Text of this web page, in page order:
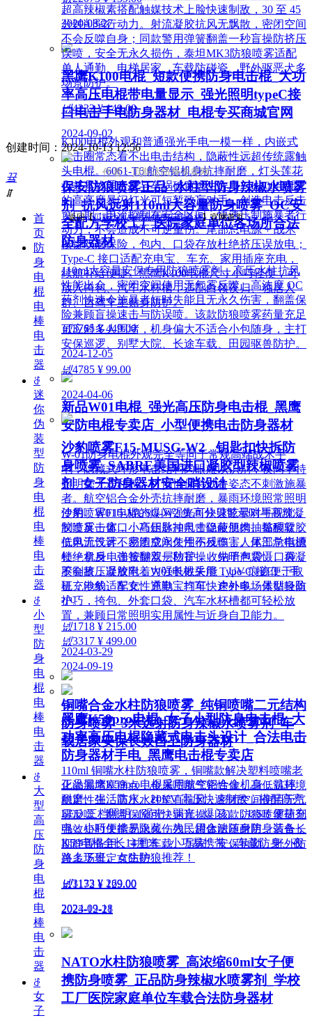
2020-08-27
黑鹰K100电棍_短款便携防身电击棍_大功
率高压电棍带电量显示_强光照明typeC接
口电击手电防身器材_电棍专买商城官网
K100电棍外观和普通强光手电一模一样，内嵌式
电击圈常态看不出电击结构，隐蔽性远超传统露触
头电棍。6061-T6 航空铝机身抗摔耐磨，灯头莲花
齿兼具物理击打与车祸破窗逃生作用。K100电棍
的高亮度暴闪灯光可短暂致盲对手，创造电击反击
窗口期；电流控制在安全区间，快速压制施暴者行
动力，不会造成不可逆重伤。尾部总电源 + 战术
按键双层保险，包内、口袋存放杜绝挤压误放电；
Type-C 接口适配充电宝、车充、家用插座充电，
续航补给便捷。黑鹰K100电棍尺寸小巧轻便，可
放入挎包、汽车水杯槽，适配白领夜归、独居人
群、自驾车主贴身防护。
넶3765 ¥ 449.00
2024-12-05
新品W01电棍_强光高压防身电击棍_黑鹰
安防电棍专卖店_小型便携电击防身器材
W-01防身电棍外观完全等同于常规高端战术手
电，隐藏式环形电击结构肉眼难以识别，夜间手持
照明毫无违和感，可悄悄保持戒备姿态不刺激施暴
者。航空铝合金外壳抗摔耐磨，暴雨环境照常照明
使用。W01电棍的爆闪强光可快速眩晕对手视觉，
制造反击窗口；高压脉冲电击促使肌肉抽搐酸软，
低电流设计不易造成永久性伤残伤害。尾部总电源
锁 + 机身电击按键双层防护，收纳于包袋、口袋
不会挤压误放电；W01电棍采用 Type-C 接口，手
机充电线、车充、充电宝均可快速补电。体型轻盈
小巧，挎包、外套口袋、汽车水杯槽都可轻松放
置，兼顾日常照明实用属性与近身自卫能力。
넶3317 ¥ 499.00
2024-09-19
黑鹰K59pro电棍_女子小型防身电击棍_大
功率高压电棍隐藏式电击头设计_合法电击
防身器材手电_黑鹰电击棍专卖店
正品黑鹰K59pro电棍采用航空铝合金机身，抗摔
耐磨、生活防水。20KV 高压快速制敌，搭配高亮
LED 三档照明（强光 / 弱光 / 爆闪），USB 便捷充
电，小巧便携易隐藏，为民用合法随身防身装备，
K59电棍全长14厘米，小巧易携带，车载防身、夜
路上下班、女生防狼推荐！
넶3133 ¥ 269.00
2024-09-18
超高辣椒素搭配触媒技术上脸快速制敌，30 至 45
分钟削弱行动力。射流凝胶抗风无飘散，密闭空间
不会反噬自身；同款警用弹簧翻盖一秒盲操防挤压
误喷，安全无永久损伤，泰坦MK3防狼喷雾适配
单人通勤、电梯居家、车载防碰瓷、野外驱恶犬多
场景防护。
넶4232 ¥ 149.00
2024-09-02
保安防狼喷雾正品_水柱型防身辣椒水喷雾
剂_抗风远射110ml大容量防身喷雾_OC安
全配方学校工厂医院家庭单位各场所合法
防身器材
110ml大容量安保专用防狼喷雾剂，高压水柱抗风
性能出众，密闭空间使用无气雾反噬。高浓度 OC
药剂快速令施暴者短时失能且无永久伤害，翻盖保
险兼顾盲操速击与防误喷。该款防狼喷雾药量充足
可应对多人围堵，机身偏大不适合小包随身，主打
安保巡逻、别墅大院、长途车载、田园驱兽防护。
넶4785 ¥ 99.00
2024-04-06
沙豹喷雾F15-MUSG-W2 _钥匙扣快拆防
身喷雾_SABRE美国进口凝胶型辣椒喷雾
剂_女子防身器材安全哨设计
沙豹喷雾F15-MUSG-W2 集高分贝警示哨与高辣凝
胶喷雾一体，小巧钥匙扣尺寸隐蔽便携。黏稠凝胶
抗风无气雾，密闭空间使用不反噬；人体工学指槽
杜绝拿反，弹簧翻盖一秒盲操。先哨声震慑、再凝
胶制敌，凝胶附着力强长效失能，UV 痕迹便于取
证，沙豹适配女性通勤、打车、户外多场景贴身防
护。
넶1718 ¥ 215.00
2024-03-29
铜嘴合金水柱防狼喷雾_纯铜喷嘴二元结构
防身喷雾_3米远射防身辣椒水喷雾剂_车
载居家安保长效自卫防身器材
110ml 铜嘴水柱防狼喷雾，铜嘴款解决塑料喷嘴老
化渗漏堵塞痛点，金属喷嘴气密性佳，高低温环境
稳定性强。高压水柱笔直抗风，密闭空间使用无气
雾反噬，翻盖保险可快速盲操。该款防狼喷雾药剂
强效短时失能无永久伤残，罐体耐压耐用，适合长
期静置备用，主打车载、居家、安保执勤、野外防
兽多场景定点防护。
넶1172 ¥ 129.00
2023-12-21
NATO水柱防狼喷雾_高浓缩60ml女子便
携防身喷雾_正品防身辣椒水喷雾剂_学校
工厂医院家庭单位车载合法防身器材
创建时间： 2024-10-13 12:56
作者：贝斯达防身专卖网
끀
ꁲ
首
页
防
身
电
棍
电
棒
电
击
器
ꁕ
迷
你
伪
装
型
防
身
电
棍
电
棒
电
击
器
ꁕ
小
型
防
身
电
棍
电
棒
电
击
器
ꁕ
大
型
高
压
防
身
电
棍
电
棒
电
击
器
ꁕ
女
子
返回【贝斯达防身用品黑鹰安防器材】官网首页